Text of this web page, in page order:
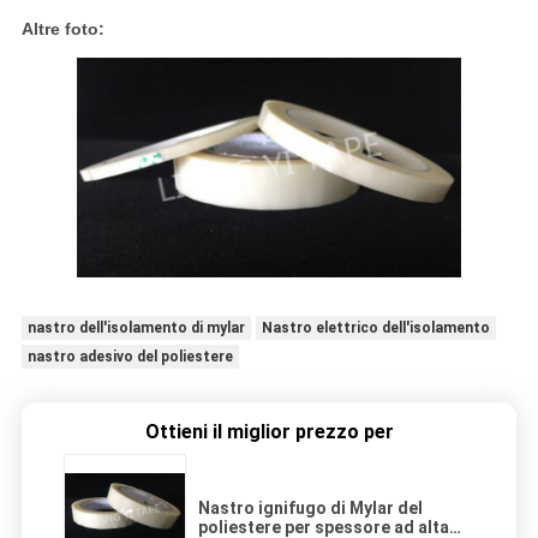
Altre foto:
nastro dell'isolamento di mylar
Nastro elettrico dell'isolamento
nastro adesivo del poliestere
Ottieni il miglior prezzo per
Nastro ignifugo di Mylar del
poliestere per spessore ad alta